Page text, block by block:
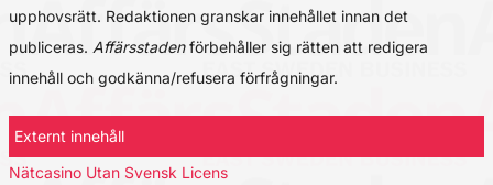
upphovsrätt. Redaktionen granskar innehållet innan det
publiceras. Affärsstadenförbehåller sig rätten att redigera
innehåll och godkänna/refusera förfrågningar.
Externt innehåll
Nätcasino Utan Svensk Licens